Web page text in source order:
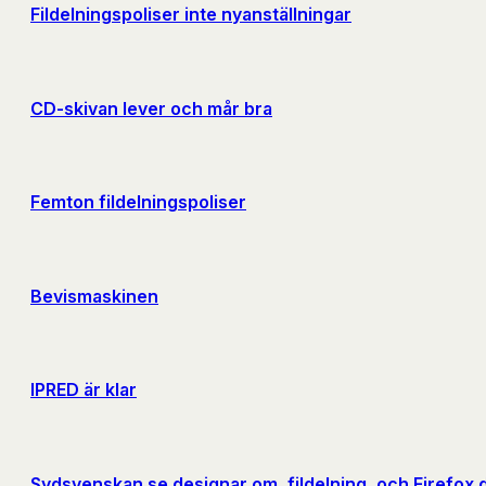
Fildelningspoliser inte nyanställningar
CD-skivan lever och mår bra
Femton fildelningspoliser
Bevismaskinen
IPRED är klar